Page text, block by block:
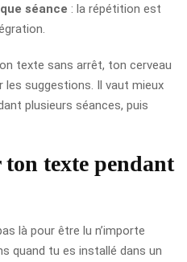
séance : la répétition est
texte sans arrêt, ton cerveau
les suggestions. Il vaut mieux
plusieurs séances, puis
texte pendant
là pour être lu n’importe
quand tu es installé dans un